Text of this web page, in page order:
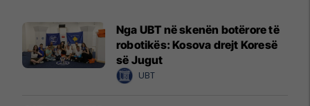
Nga UBT në skenën botërore të
robotikës: Kosova drejt Koresë
së Jugut
UBT